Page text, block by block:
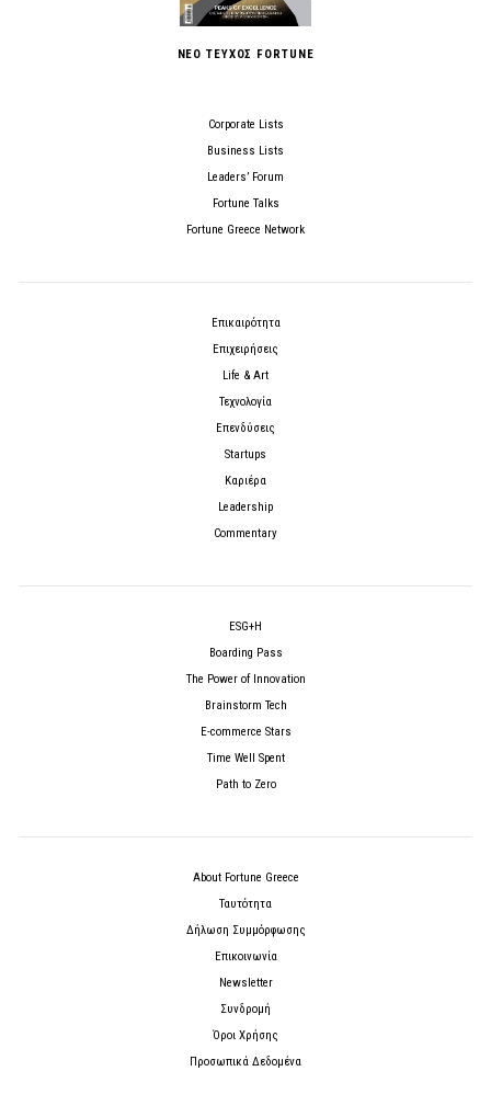
ΝΕΟ ΤΕΥΧΟΣ FORTUNE
Corporate Lists
Business Lists
Leaders’ Forum
Fortune Talks
Fortune Greece Network
Επικαιρότητα
Επιχειρήσεις
Life & Art
Τεχνολογία
Επενδύσεις
Startups
Καριέρα
Leadership
Commentary
ESG+H
Boarding Pass
The Power of Innovation
Brainstorm Tech
E-commerce Stars
Time Well Spent
Path to Zero
About Fortune Greece
Ταυτότητα
Δήλωση Συμμόρφωσης
Επικοινωνία
Newsletter
Συνδρομή
Όροι Χρήσης
Προσωπικά Δεδομένα